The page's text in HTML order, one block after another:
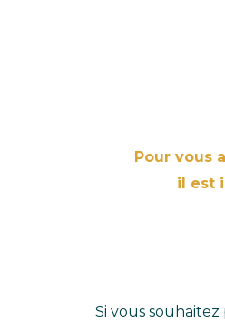
Pour vous
il est
Si vous